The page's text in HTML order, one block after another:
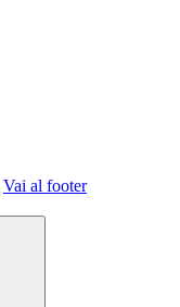
Vai al footer